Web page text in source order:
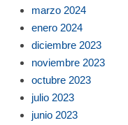
marzo 2024
enero 2024
diciembre 2023
noviembre 2023
octubre 2023
julio 2023
junio 2023